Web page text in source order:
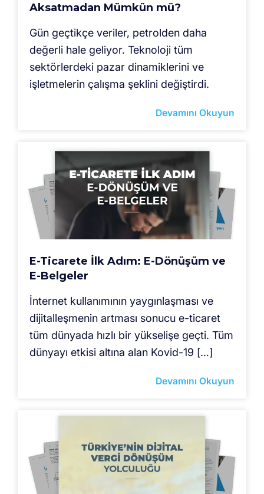
Aksatmadan Mümkün mü?
Gün geçtikçe veriler, petrolden daha
değerli hale geliyor. Teknoloji tüm
sektörlerdeki pazar dinamiklerini ve
işletmelerin çalışma şeklini değiştirdi.
Devamını Okuyun
E-Ticarete İlk Adım: E-Dönüşüm ve
E-Belgeler
İnternet kullanımının yaygınlaşması ve
dijitalleşmenin artması sonucu e-ticaret
tüm dünyada hızlı bir yükselişe geçti. Tüm
dünyayı etkisi altına alan Kovid-19 […]
Devamını Okuyun